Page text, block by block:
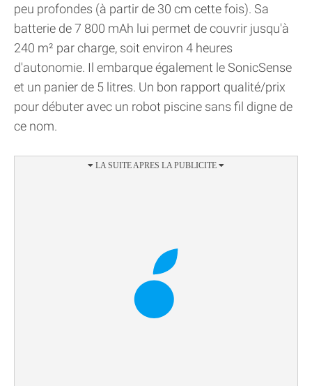
peu profondes (à partir de 30 cm cette fois). Sa
batterie de 7 800 mAh lui permet de couvrir jusqu'à
240 m² par charge, soit environ 4 heures
d'autonomie. Il embarque également le SonicSense
et un panier de 5 litres. Un bon rapport qualité/prix
pour débuter avec un robot piscine sans fil digne de
ce nom.